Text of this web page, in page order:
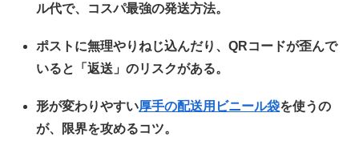
ル代で、コスパ最強の発送方法。
ポストに無理やりねじ込んだり、QRコードが歪んで
いると「返送」のリスクがある。
形が変わりやすい厚手の配送用ビニール袋を使うの
が、限界を攻めるコツ。